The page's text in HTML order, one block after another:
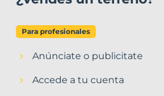
Para profesionales
Anúnciate o publicitate
Accede a tu cuenta